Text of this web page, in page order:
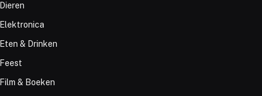
Dieren
Elektronica
Eten & Drinken
Feest
Film & Boeken